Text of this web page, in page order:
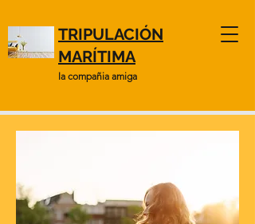
TRIPULACIÓN
MARÍTIMA
la compañia amiga